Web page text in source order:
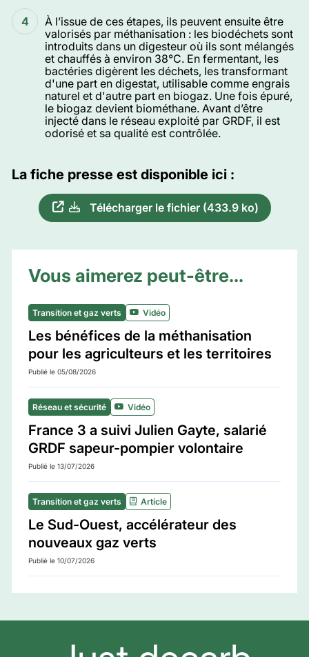
À l’issue de ces étapes, ils peuvent ensuite être
valorisés par méthanisation : les biodéchets sont
introduits dans un digesteur où ils sont mélangés
et chauffés à environ 38°C. En fermentant, les
bactéries digèrent les déchets, les transformant
d'une part en digestat, utilisable comme engrais
naturel et d'autre part en biogaz. Une fois épuré,
le biogaz devient biométhane. Avant d’être
injecté dans le réseau exploité par GRDF, il est
odorisé et sa qualité est contrôlée.
La fiche presse est disponible ici :
Télécharger le fichier (433.9 ko)
Vous aimerez peut-être...
Transition et gaz verts Vidéo
Les bénéfices de la méthanisation
pour les agriculteurs et les territoires
Publié le 05/08/2026
Réseau et sécurité Vidéo
France 3 a suivi Julien Gayte, salarié
GRDF sapeur-pompier volontaire
Publié le 13/07/2026
Transition et gaz verts Article
Le Sud-Ouest, accélérateur des
nouveaux gaz verts
Publié le 10/07/2026